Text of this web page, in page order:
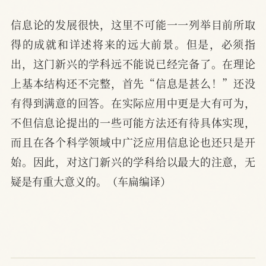
信息论的发展很快，这里不可能一一列举目前所取
得的成就和详述将来的远大前景。但是，必须指
出，这门新兴的学科远不能说已经完备了。在理论
上基本结构还不完整，首先“信息是甚么！”还没
有得到满意的回答。在实际应用中更是大有可为，
不但信息论提出的一些可能方法还有待具体实现，
而且在各个科学领域中广泛应用信息论也还只是开
始。因此，对这门新兴的学科给以最大的注意，无
疑是有重大意义的。（车扁编译）